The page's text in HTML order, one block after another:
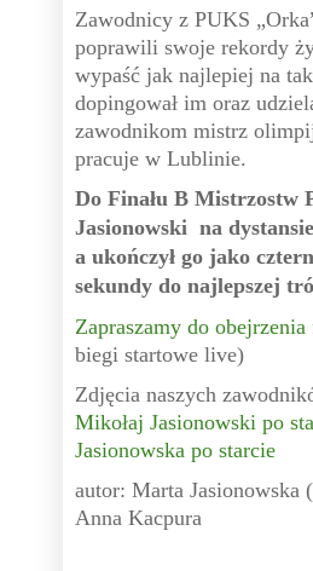
Zawodnicy z PUKS
poprawili swoje rekordy
wypaść jak najlepiej na
dopingował im oraz
zawodnikom mistrz
pracuje w Lublinie.
Do Finału B Mistrzostw
Jasionowski na
a ukończył go jako
sekundy do najlepszej
Zapraszamy do
biegi startowe live)
Zdjęcia naszych
Mikołaj Jasionowski po
Jasionowska po starcie
autor: Marta
Anna Kacpura